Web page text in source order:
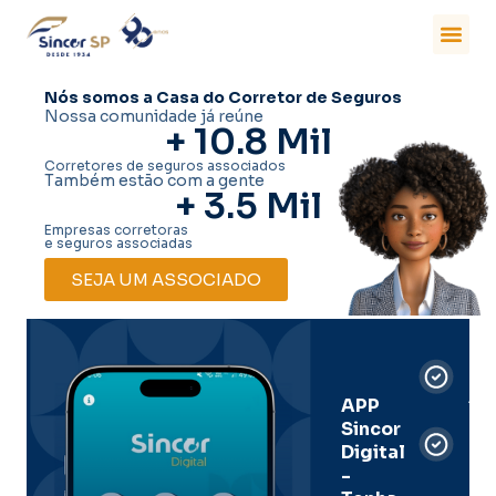
Nós somos a Casa do Corretor de Seguros
Nossa comunidade já reúne
+ 10.8 Mil
Corretores de seguros associados
Também estão com a gente
+ 3.5 Mil
Empresas corretoras
e seguros associadas
SEJA UM ASSOCIADO
APP
Sincor
Digital
-